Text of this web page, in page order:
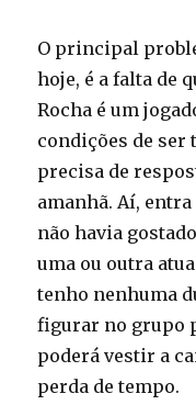
O principal
hoje, é a falta de
Rocha é um
condições de ser
precisa de
amanhã. Aí,
não havia
uma ou outra
tenho nenhuma
figurar no grupo
poderá vestir a
perda de tempo.